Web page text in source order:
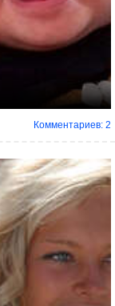
Комментариев: 2